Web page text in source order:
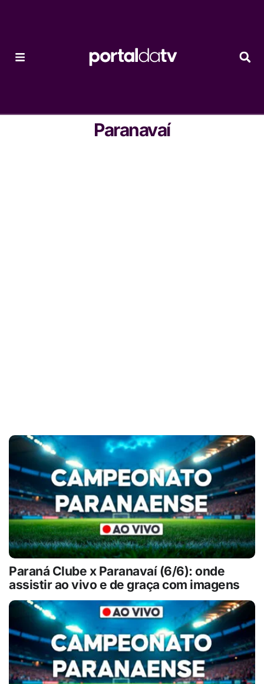
Paranavaí
Paraná Clube x Paranavaí (6/6): onde
assistir ao vivo e de graça com imagens